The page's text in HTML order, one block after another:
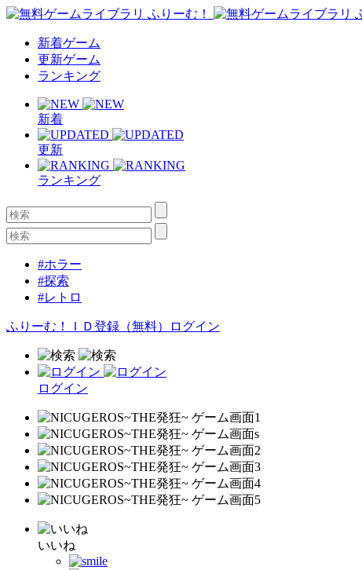
新着ゲーム
更新ゲーム
ランキング
新着
更新
ランキング
#ホラー
#探索
#レトロ
ふりーむ！ＩＤ登録（無料） ログイン
ログイン
いいね